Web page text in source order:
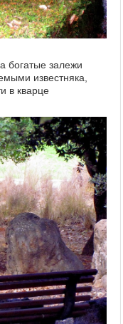
богатые залежи
известняка,
в кварце